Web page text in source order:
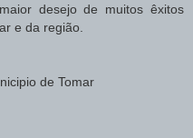
desejo de muitos êxitos
e da região.
de Tomar